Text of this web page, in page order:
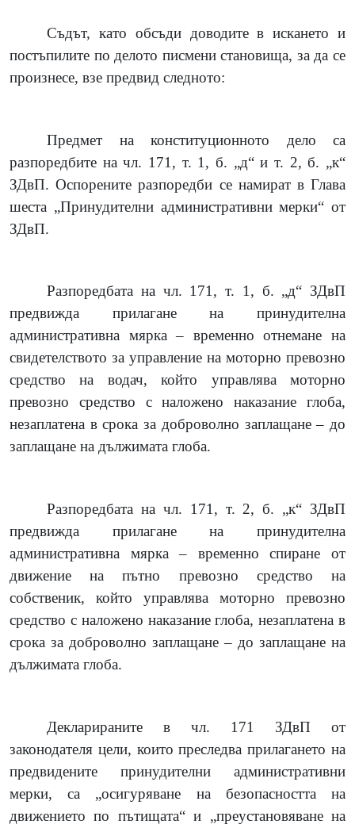
Съдът, като обсъди доводите в искането и
постъпилите по делото писмени становища, за да се
произнесе, взе предвид следното:
Предмет на конституционното дело са
разпоредбите на чл. 171, т. 1, б. „д“ и т. 2, б. „к“
ЗДвП. Оспорените разпоредби се намират в Глава
шеста „Принудителни административни мерки“ от
ЗДвП.
Разпоредбата на чл. 171, т. 1, б. „д“ ЗДвП
предвижда прилагане на принудителна
административна мярка – временно отнемане на
свидетелството за управление на моторно превозно
средство на водач, който управлява моторно
превозно средство с наложено наказание глоба,
незаплатена в срока за доброволно заплащане – до
заплащане на дължимата глоба.
Разпоредбата на чл. 171, т. 2, б. „к“ ЗДвП
предвижда прилагане на принудителна
административна мярка – временно спиране от
движение на пътно превозно средство на
собственик, който управлява моторно превозно
средство с наложено наказание глоба, незаплатена в
срока за доброволно заплащане – до заплащане на
дължимата глоба.
Декларираните в чл. 171 ЗДвП от
законодателя цели, които преследва прилагането на
предвидените принудителни административни
мерки, са „осигуряване на безопасността на
движението по пътищата“ и „преустановяване на